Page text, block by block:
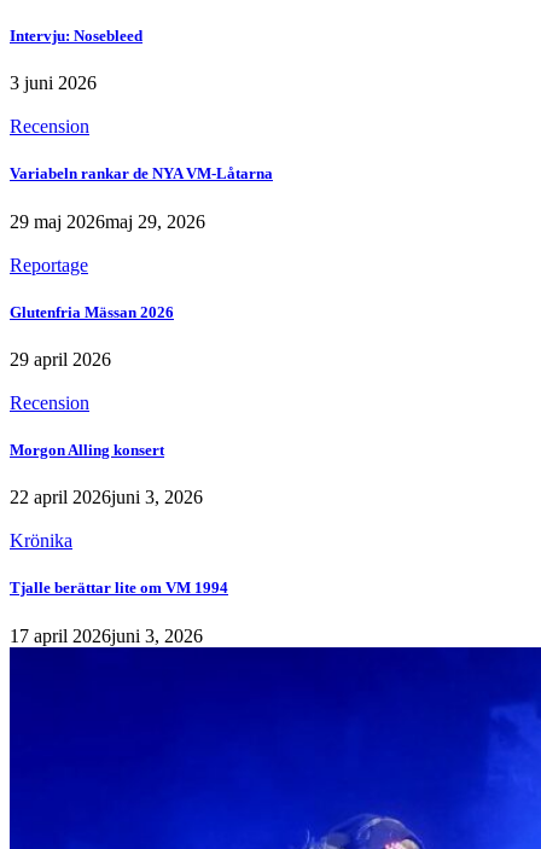
Intervju: Nosebleed
3 juni 2026
Recension
Variabeln rankar de NYA VM-Låtarna
29 maj 2026maj 29, 2026
Reportage
Glutenfria Mässan 2026
29 april 2026
Recension
Morgon Alling konsert
22 april 2026juni 3, 2026
Krönika
Tjalle berättar lite om VM 1994
17 april 2026juni 3, 2026